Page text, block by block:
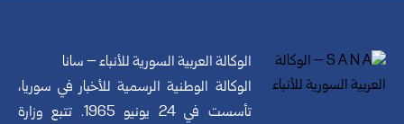
الوكالة العربية السورية للأنباء – سانا
الوكالة الوطنية الرسمية للأخبار في سوريا،
تأسست في 24 يونيو 1965. تتبع وزارة